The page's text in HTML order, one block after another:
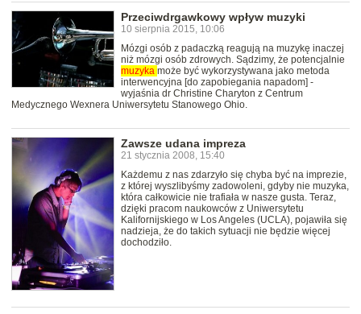
Przeciwdrgawkowy wpływ muzyki
10 sierpnia 2015, 10:06
Mózgi osób z padaczką reagują na muzykę inaczej
niż mózgi osób zdrowych. Sądzimy, że potencjalnie
muzyka może być wykorzystywana jako metoda
interwencyjna [do zapobiegania napadom] -
wyjaśnia dr Christine Charyton z Centrum
Medycznego Wexnera Uniwersytetu Stanowego Ohio.
Zawsze udana impreza
21 stycznia 2008, 15:40
Każdemu z nas zdarzyło się chyba być na imprezie,
z której wyszlibyśmy zadowoleni, gdyby nie muzyka,
która całkowicie nie trafiała w nasze gusta. Teraz,
dzięki pracom naukowców z Uniwersytetu
Kalifornijskiego w Los Angeles (UCLA), pojawiła się
nadzieja, że do takich sytuacji nie będzie więcej
dochodziło.